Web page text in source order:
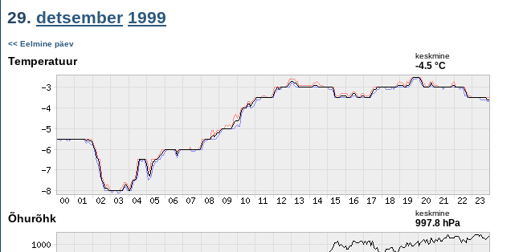
29. detsember 1999
<< Eelmine päev
Temperatuur keskmine
-4.5 °C
Õhurõhk keskmine
997.8 hPa